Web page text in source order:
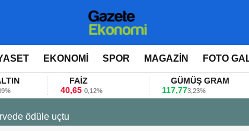
EKONOMİ SPOR MAGAZİN FOTO
40,65-0,12%
GÜMÜŞ GRAM
117,773,23%
ödüle uçtu